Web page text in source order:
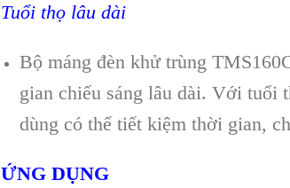
Tuổi thọ lâu dài
Bộ máng đèn khử trùng
gian chiếu sáng lâu dài. Với tuổi
dùng có thể tiết kiệm thời gian,
ỨNG DỤNG